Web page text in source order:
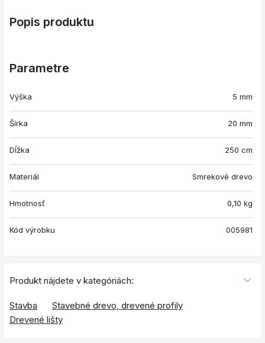
Popis produktu
Parametre
Výška 5 mm
Šírka 20 mm
Dĺžka 250 cm
Materiál Smrekové drevo
Hmotnosť 0,10 kg
Kód výrobku 005981
Produkt nájdete v kategóriách:
Stavba
Stavebné drevo, drevené profily
Drevené lišty